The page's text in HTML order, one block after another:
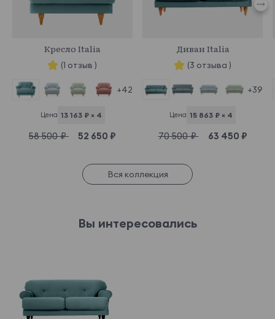
Кресло Italia
(1 отзыв )
+42
Цена 13 163 ₽ × 4
58 500 ₽ 52 650 ₽
Диван Italia
(3 отзыва )
+39
Цена 15 863 ₽ × 4
70 500 ₽ 63 450 ₽
Вся коллекция
Вы интересовались